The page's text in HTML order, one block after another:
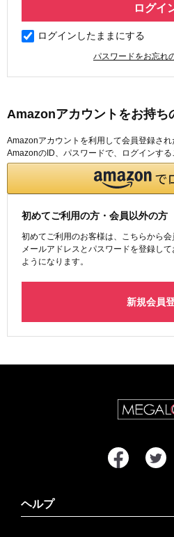
ログインしたままにする
パスワードをお忘れ
Amazonアカウントをお持ち
Amazonアカウントを利用して会員登録され
AmazonのID、パスワードで、ログインする
初めてご利用の方・会員以外の方
初めてご利用のお客様は、こちらから会
メールアドレスとパスワードを登録し
ようになります。
ヘルプ